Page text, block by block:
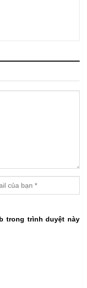
trong trình duyệt này